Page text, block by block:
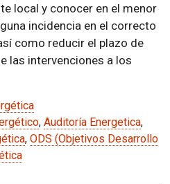
local y conocer en el menor
incidencia en el correcto
como reducir el plazo de
las intervenciones a los
, Auditoría Energetica,
, ODS (Objetivos Desarrollo